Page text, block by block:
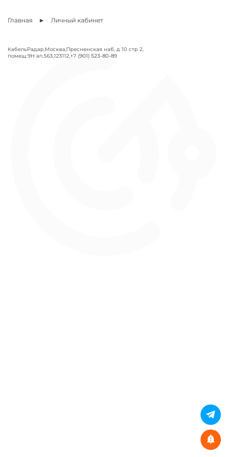
Главная Личный кабинет
КабельРадар,Москва,Пресненская наб, д 10 стр 2,
помещ 9Н ап.563,123112,+7 (901) 523-80-89